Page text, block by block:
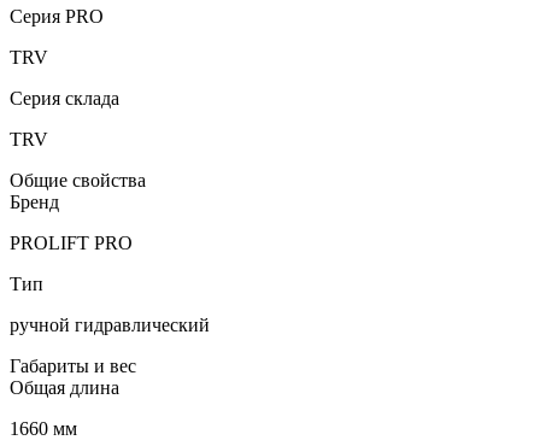
Серия PRO
TRV
Серия склада
TRV
Общие свойства
Бренд
PROLIFT PRO
Тип
ручной гидравлический
Габариты и вес
Общая длина
1660 мм